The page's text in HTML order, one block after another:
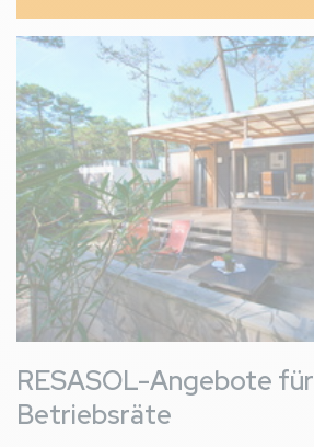
Bild
RESASOL-Angebote für
Betriebsräte